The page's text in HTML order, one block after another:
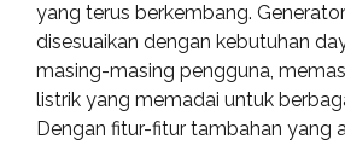
yang terus berkembang.
disesuaikan dengan kebutuhan
masing-masing pengguna,
listrik yang memadai untuk
Dengan fitur-fitur tambahan yang